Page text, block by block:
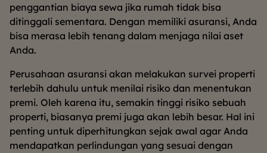
penggantian biaya sewa jika rumah tidak bisa
ditinggali sementara. Dengan memiliki asuransi, Anda
bisa merasa lebih tenang dalam menjaga nilai aset
Anda.
Perusahaan asuransi akan melakukan survei properti
terlebih dahulu untuk menilai risiko dan menentukan
premi. Oleh karena itu, semakin tinggi risiko sebuah
properti, biasanya premi juga akan lebih besar. Hal ini
penting untuk diperhitungkan sejak awal agar Anda
mendapatkan perlindungan yang sesuai dengan